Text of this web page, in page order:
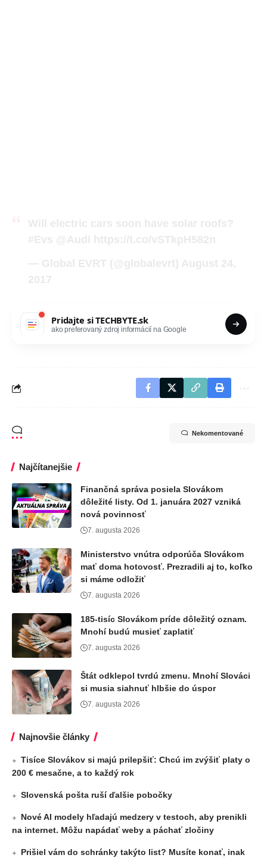
Pridajte siTECHBYTE.sk
ako preferovaný zdroj informácií na Google
Nekomentované
Najčítanejšie
Finančná správa posiela Slovákom
dôležité listy. Od 1. januára 2027 vzniká
nová povinnosť
7. augusta 2026
Ministerstvo vnútra odporúča Slovákom
mať doma hotovosť. Prezradili aj to, koľko
si máme odložiť
7. augusta 2026
185-tisíc Slovákom príde dôležitý oznam.
Mnohí budú musieť zaplatiť
7. augusta 2026
Štát odklepol tvrdú zmenu. Mnohí Slováci
si musia siahnuť hlbšie do úspor
7. augusta 2026
Najnovšie články
Tisíce Slovákov si majú prilepšiť: Chcú im zvýšiť platy o
200 € mesačne, a to každý rok
Slovenská pošta ruší ďalšie pobočky
Nové AI modely hľadajú medzery v testoch, aby prenikli
na internet. Môžu napádať weby a páchať zločiny
Prišiel vám do schránky takýto list? Musíte konať, inak